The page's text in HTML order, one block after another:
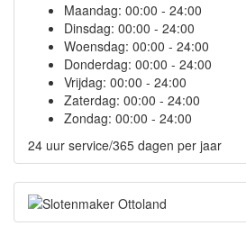
Maandag: 00:00 - 24:00
Dinsdag: 00:00 - 24:00
Woensdag: 00:00 - 24:00
Donderdag: 00:00 - 24:00
Vrijdag: 00:00 - 24:00
Zaterdag: 00:00 - 24:00
Zondag: 00:00 - 24:00
24 uur service/365 dagen per jaar